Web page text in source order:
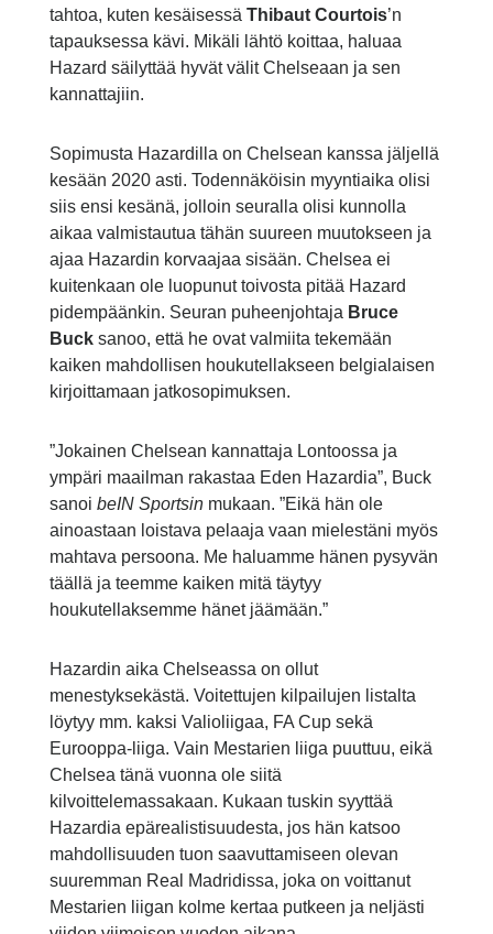
tahtoa, kuten kesäisessä Thibaut Courtois’n
tapauksessa kävi. Mikäli lähtö koittaa, haluaa
Hazard säilyttää hyvät välit Chelseaan ja sen
kannattajiin.
Sopimusta Hazardilla on Chelsean kanssa jäljellä
kesään 2020 asti. Todennäköisin myyntiaika olisi
siis ensi kesänä, jolloin seuralla olisi kunnolla
aikaa valmistautua tähän suureen muutokseen ja
ajaa Hazardin korvaajaa sisään. Chelsea ei
kuitenkaan ole luopunut toivosta pitää Hazard
pidempäänkin. Seuran puheenjohtaja Bruce
Bucksanoo, että he ovat valmiita tekemään
kaiken mahdollisen houkutellakseen belgialaisen
kirjoittamaan jatkosopimuksen.
”Jokainen Chelsean kannattaja Lontoossa ja
ympäri maailman rakastaa Eden Hazardia”, Buck
sanoi beIN Sportsinmukaan. ”Eikä hän ole
ainoastaan loistava pelaaja vaan mielestäni myös
mahtava persoona. Me haluamme hänen pysyvän
täällä ja teemme kaiken mitä täytyy
houkutellaksemme hänet jäämään.”
Hazardin aika Chelseassa on ollut
menestyksekästä. Voitettujen kilpailujen listalta
löytyy mm. kaksi Valioliigaa, FA Cup sekä
Eurooppa-liiga. Vain Mestarien liiga puuttuu, eikä
Chelsea tänä vuonna ole siitä
kilvoittelemassakaan. Kukaan tuskin syyttää
Hazardia epärealistisuudesta, jos hän katsoo
mahdollisuuden tuon saavuttamiseen olevan
suuremman Real Madridissa, joka on voittanut
Mestarien liigan kolme kertaa putkeen ja neljästi